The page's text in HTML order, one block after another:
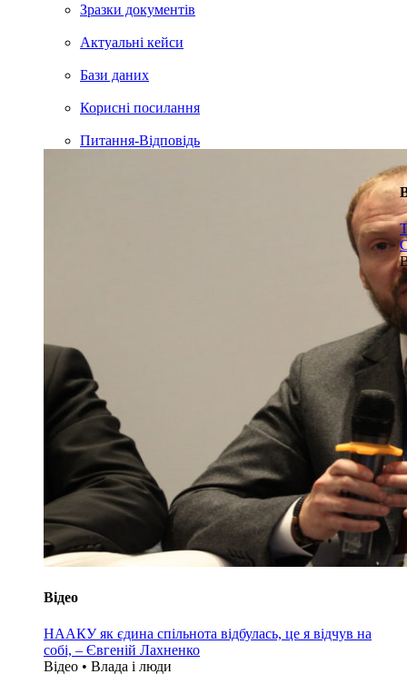
Зразки документів
Актуальні кейси
Бази даних
Корисні посилання
Питання-Відповідь
Відео
НААКУ як єдина спільнота відбулась, це я відчув на
собі, – Євгеній Лахненко
Відео • Влада i люди